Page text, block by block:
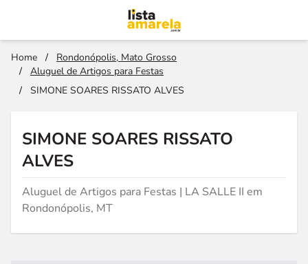
Home /
Rondonópolis, Mato Grosso
/
Aluguel de Artigos para Festas
/
SIMONE SOARES RISSATO ALVES
SIMONE SOARES RISSATO
ALVES
Aluguel de Artigos para Festas | LA SALLE II em
Rondonópolis, MT